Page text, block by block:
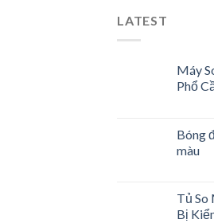
LATEST
Máy
Phổ
Bóng
màu
Tủ So
Bị